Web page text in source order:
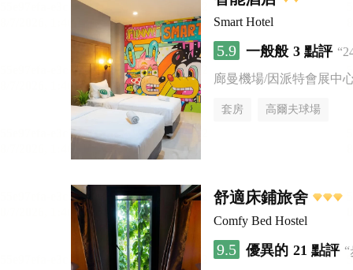
Smart Hotel
5.9 一般般 3 點評
廊曼機場/因派特會展中
套房 高爾夫球場
舒適床鋪旅舍
Comfy Bed Hostel
9.5 優異的 21 點評